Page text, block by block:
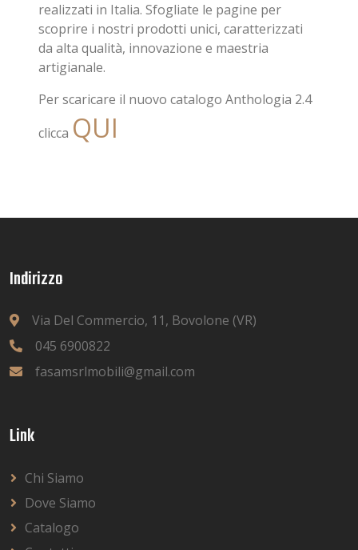
realizzati in Italia. Sfogliate le pagine per
scoprire i nostri prodotti unici, caratterizzati
da alta qualità, innovazione e maestria
artigianale.
Per scaricare il nuovo catalogo Anthologia 2.4
clicca QUI
Indirizzo
Via Del Commercio, 11, Bovolone (VR)
045 6900822
fasamsrlmobili@gmail.com
Link
Chi Siamo
Dove Siamo
Catalogo